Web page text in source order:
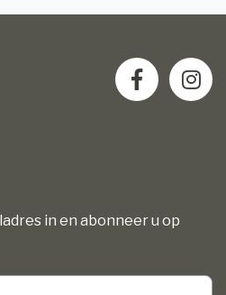
in en abonneer u op